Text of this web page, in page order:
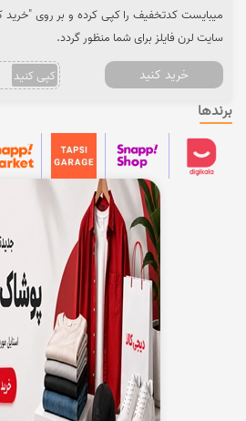
میبایست کدتخفیف را کپی کرده و بر روی "خرید
سایت لرن فایلز برای شما منظور گردد.
خرید کنید کپی کنید
برندها